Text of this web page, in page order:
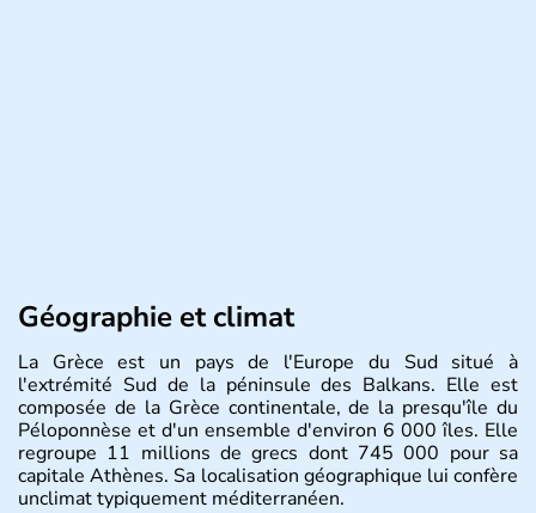
Géographie et climat
La Grèce est un pays de l'Europe du Sud situé à
l'extrémité Sud de la péninsule des Balkans. Elle est
composée de la Grèce continentale, de la presqu'île du
Péloponnèse et d'un ensemble d'environ 6 000 îles. Elle
regroupe 11 millions de grecs dont 745 000 pour sa
capitale Athènes. Sa localisation géographique lui confère
unclimat typiquement méditerranéen.